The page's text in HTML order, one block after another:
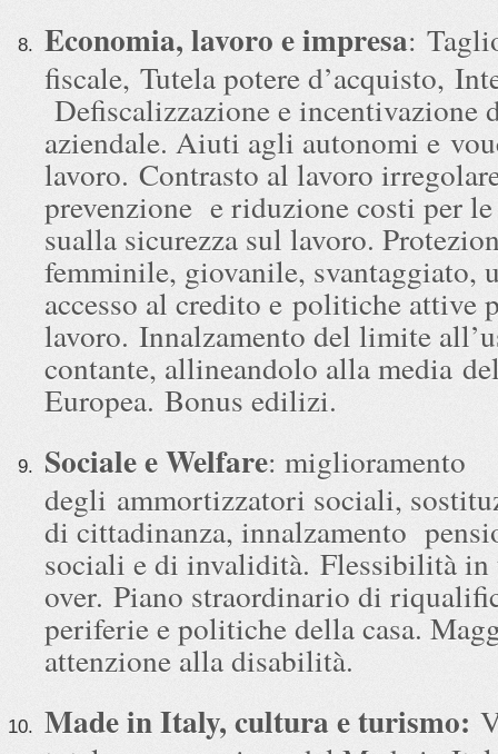
Economia, lavoro e impresa:
fiscale, Tutela potere d’acquisto,
Defiscalizzazione e incentivazione
aziendale. Aiuti agli autonomi e
lavoro. Contrasto al lavoro
prevenzione e riduzione costi per le
sualla sicurezza sul lavoro.
femminile, giovanile, svantaggiato,
accesso al credito e politiche attive
lavoro. Innalzamento del limite
contante, allineandolo alla media
Europea. Bonus edilizi.
Sociale e Welfare: miglioramento
degli ammortizzatori sociali,
di cittadinanza, innalzamento
sociali e di invalidità. Flessibilità in
over. Piano straordinario di
periferie e politiche della casa.
attenzione alla disabilità.
Made in Italy, cultura e turismo: